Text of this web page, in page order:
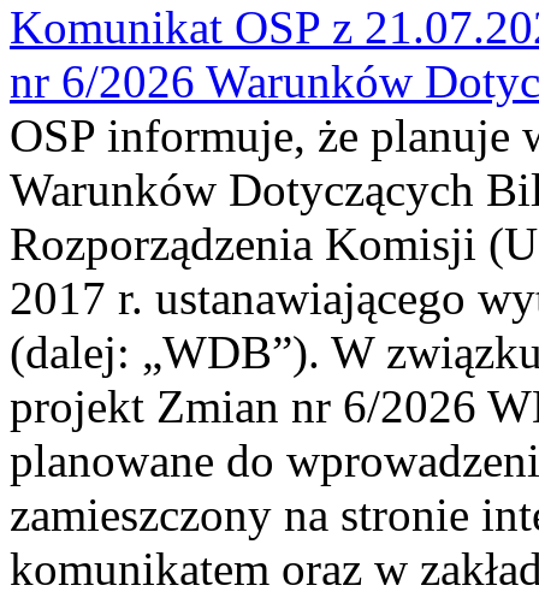
Komunikat OSP z
nr 6/2026 Warunków
OSP informuje, że planuje
Warunków Dotyczących
Rozporządzenia Komisji
2017 r. ustanawiającego
(dalej: „WDB”). W
projekt Zmian nr 6/2026
planowane do
zamieszczony na stronie
komunikatem oraz w